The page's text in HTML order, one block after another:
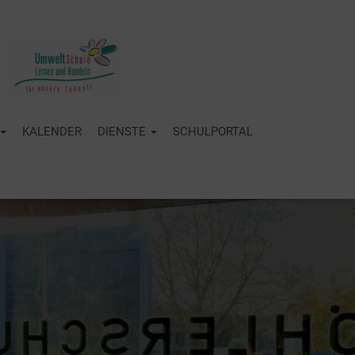
KALENDER DIENSTE SCHULPORTAL